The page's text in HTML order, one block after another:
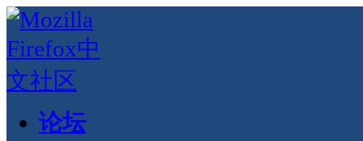
论坛